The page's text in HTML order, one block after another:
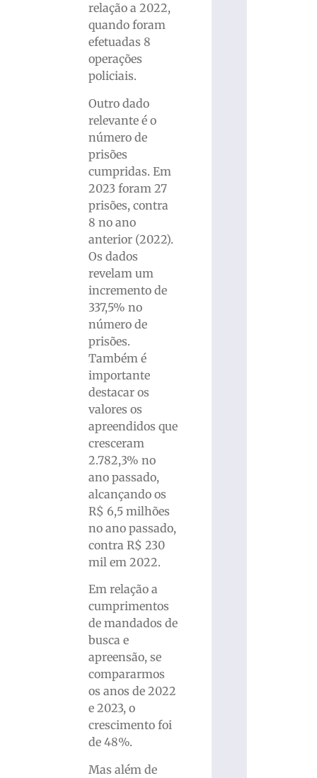
relação a 2022,
quando foram
efetuadas 8
operações
policiais.
Outro dado
relevante é o
número de
prisões
cumpridas. Em
2023 foram 27
prisões, contra
8 no ano
anterior (2022).
Os dados
revelam um
incremento de
337,5% no
número de
prisões.
Também é
importante
destacar os
valores os
apreendidos que
cresceram
2.782,3% no
ano passado,
alcançando os
R$ 6,5 milhões
no ano passado,
contra R$ 230
mil em 2022.
Em relação a
cumprimentos
de mandados de
busca e
apreensão, se
compararmos
os anos de 2022
e 2023, o
crescimento foi
de 48%.
Mas além de